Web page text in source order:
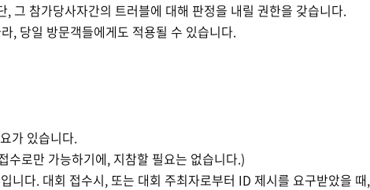
, 그 참가당사자간의 트러블에 대해 판정을 내릴 권한을 갖습니다.
, 당일 방문객들에게도 적용될 수 있습니다.
가 있습니다.
수로만 가능하기에, 지참할 필요는 없습니다.)
입니다. 대회 접수시,또는 대회 주최자로부터 ID 제시를 요구받았을 때,